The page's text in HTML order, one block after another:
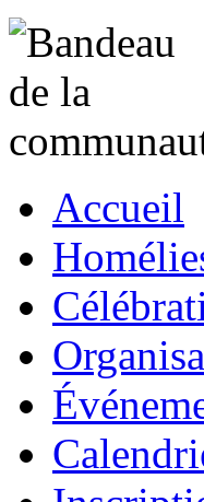
Accueil